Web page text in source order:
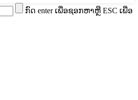
ກົດ enter ເພື່ອຊອກຫາຫຼື ESC ເພື່ອ